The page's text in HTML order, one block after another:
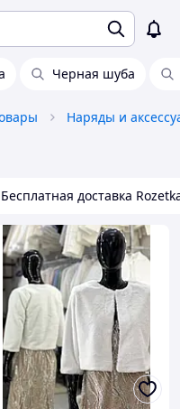
Черная шуба
Наряды и
Бесплатная доставка